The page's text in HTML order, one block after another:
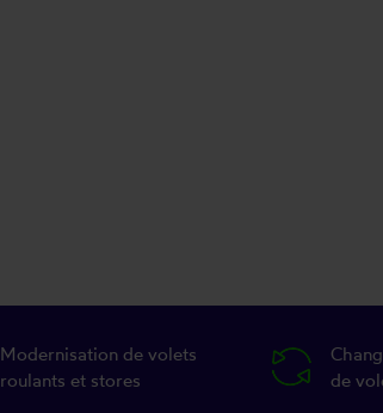
Modernisation de volets
roulants et stores
de